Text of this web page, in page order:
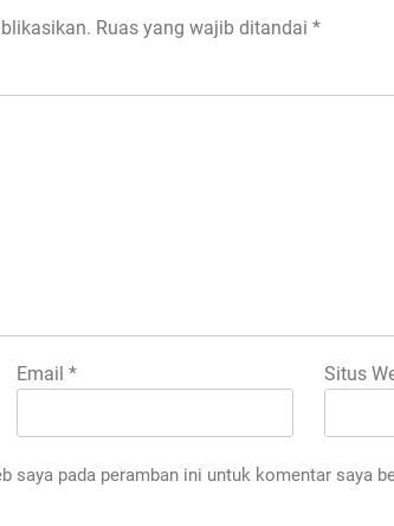
Ruas yang wajib ditandai *
Email * Situs
saya pada peramban ini untuk komentar saya